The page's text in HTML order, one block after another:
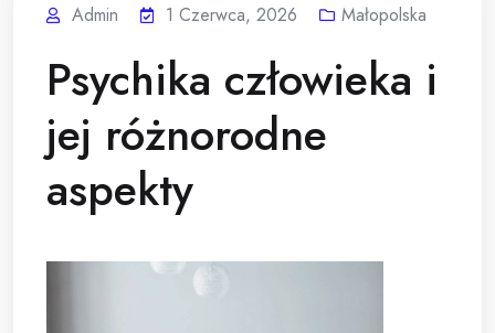
Admin 1 Czerwca, 2026 Małopolska
Psychika człowieka i
jej różnorodne
aspekty